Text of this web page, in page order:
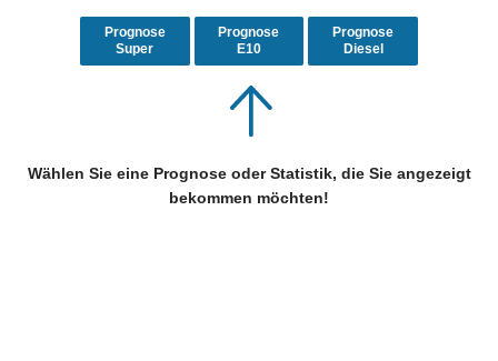
Prognose
Super
Prognose
E10
Prognose
Diesel
Wählen Sie eine Prognose oder Statistik, die Sie angezeigt
bekommen möchten!